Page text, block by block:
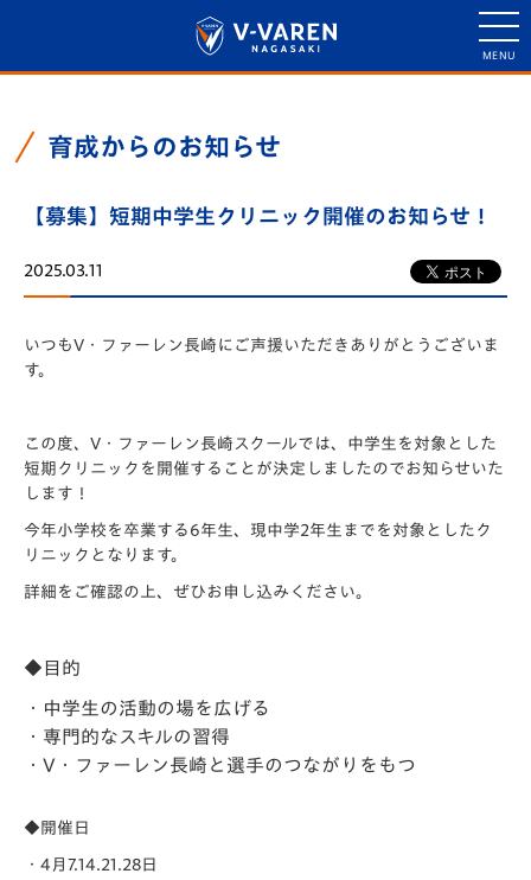
育成からのお知らせ
【募集】短期中学生クリニック開催のお知らせ！
2025.03.11
いつもV・ ファーレン長崎にご声援いただきありがとうございま
す。
この度、V・ファーレン長崎スクールでは、中学生を対象とした
短期クリニックを開催することが決定しましたのでお知らせいた
します！
今年小学校を卒業する6年生、現中学2年生までを対象としたク
リニックとなります。
詳細をご確認の上、ぜひお申し込みください。
◆目的
・中学生の活動の場を広げる
・専門的なスキルの習得
・V・ファーレン長崎と選手のつながりをもつ
◆開催日
・4月7.14.21.28日